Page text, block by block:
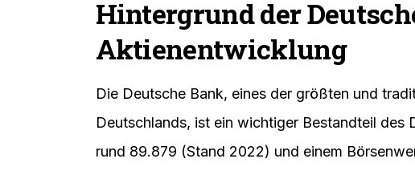
Hintergrund der
Aktienentwicklung
Die Deutsche Bank, eines der größten und
Deutschlands, ist ein wichtiger Bestandteil des
rund 89.879 (Stand 2022) und einem